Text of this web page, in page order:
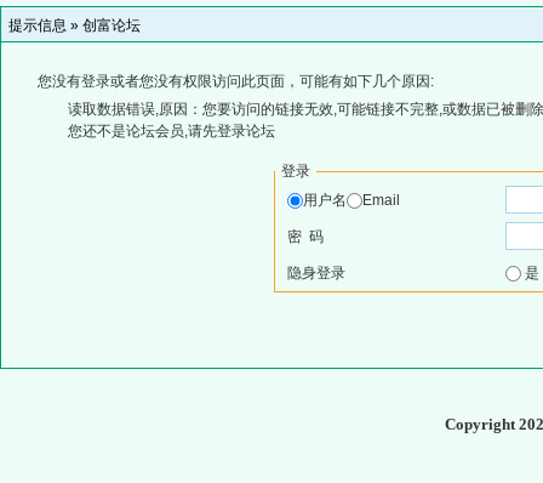
提示信息 » 创富论坛
您没有登录或者您没有权限访问此页面，可能有如下几个原因:
读取数据错误,原因：您要访问的链接无效,可能链接不完整,或数据已被删
您还不是论坛会员,请先登录论坛
登录
用户名
Email
密 码
隐身登录
Copyright